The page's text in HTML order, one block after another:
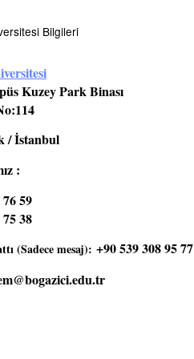
Bilgileri
Kuzey Park Binası
/ İstanbul
:
59
38
(Sadece mesaj): +90 539 308 95 77